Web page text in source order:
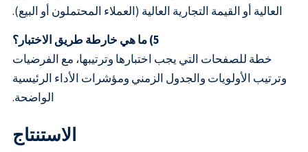
العالية أو القيمة التجارية العالية (العملاء المحتملون أو البيع).
5) ما هي خارطة طريق الاختبار؟
خطة للصفحات التي يجب اختبارها وترتيبها، مع الفرضيات
وترتيب الأولويات والجدول الزمني ومؤشرات الأداء الرئيسية
الواضحة.
الاستنتاج